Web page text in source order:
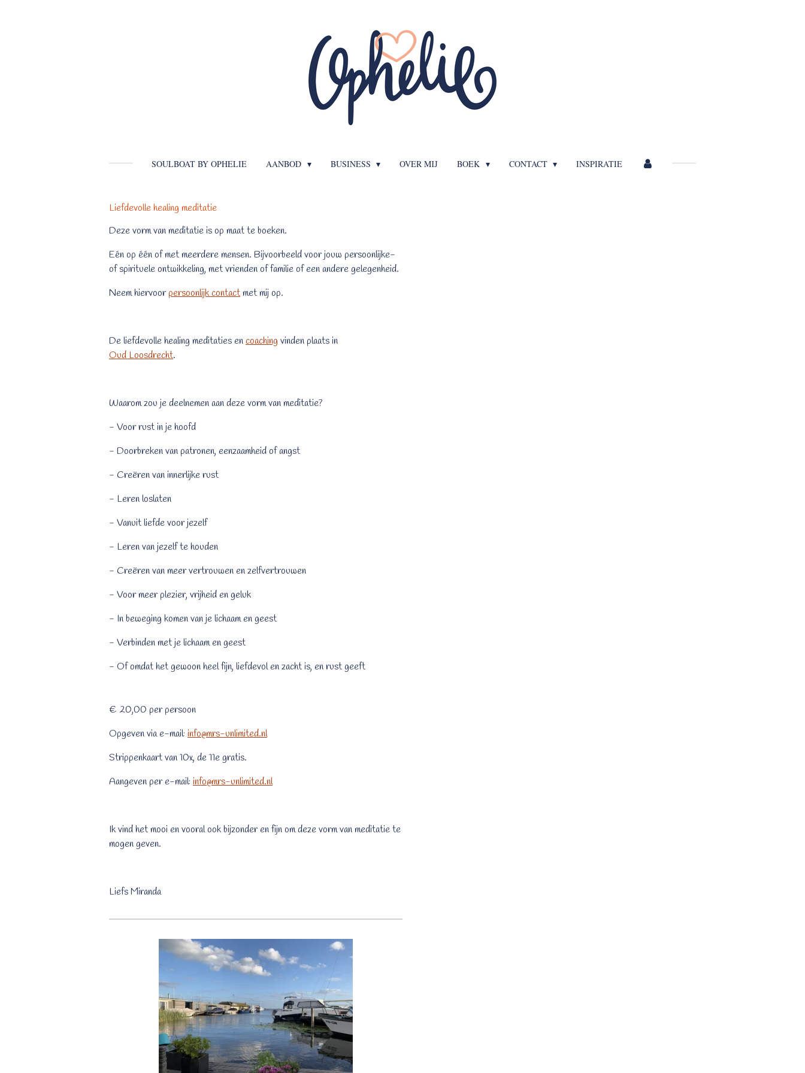
SOULBOAT BY OPHELIE AANBOD BUSINESS OVER MIJ BOEK CONTACT INSPIRATIE
Liefdevolle healing meditatie
Deze vorm van meditatie is op maat te boeken.
Eén op één of met meerdere mensen. Bijvoorbeeld voor jouw persoonlijke-
of spirituele ontwikkeling, met vrienden of familie of een andere gelegenheid.
Neem hiervoorpersoonlijk contactmet mij op.
De liefdevolle healing meditaties en coaching vinden plaats in
Oud Loosdrecht.
Waarom zou je deelnemen aan deze vorm van meditatie?
- Voor rust in je hoofd
- Doorbreken van patronen, eenzaamheid of angst
- Creëren van innerlijke rust
- Leren loslaten
- Vanuit liefde voor jezelf
- Leren van jezelf te houden
- Creëren van meer vertrouwen en zelfvertrouwen
- Voor meer plezier, vrijheid en geluk
- In beweging komen van je lichaam en geest
- Verbinden met je lichaam en geest
- Of omdat het gewoon heel fijn, liefdevol en zacht is, en rust geeft
€ 20,00 per persoon
Opgeven via e-mail: info@mrs-unlimited.nl
Strippenkaart van 10x, de 11e gratis.
Aangeven per e-mail: info@mrs-unlimited.nl
Ik vind het mooi en vooral ook bijzonder en fijn om deze vorm van meditatie te
mogen geven.
Liefs Miranda